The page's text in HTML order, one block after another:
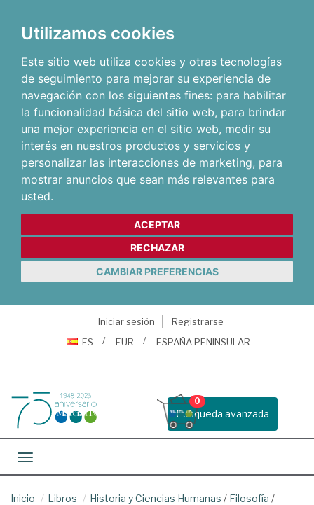
Utilizamos cookies
Este sitio web utiliza cookies y otras tecnologías
de seguimiento para mejorar su experiencia de
navegación con los siguientes fines: para habilitar
la funcionalidad básica del sitio web, para brindar
una mejor experiencia en el sitio web, medir su
interés en nuestros productos y servicios y
personalizar las interacciones de marketing, para
mostrar anuncios que sean más relevantes para
usted.
ACEPTAR
RECHAZAR
CAMBIAR PREFERENCIAS
Iniciar sesión
Registrarse
ES
EUR ESPAÑA PENINSULAR
Busqueda avanzada
0
Toggle navigation
Inicio Libros Historia y Ciencias Humanas / Filosofía /